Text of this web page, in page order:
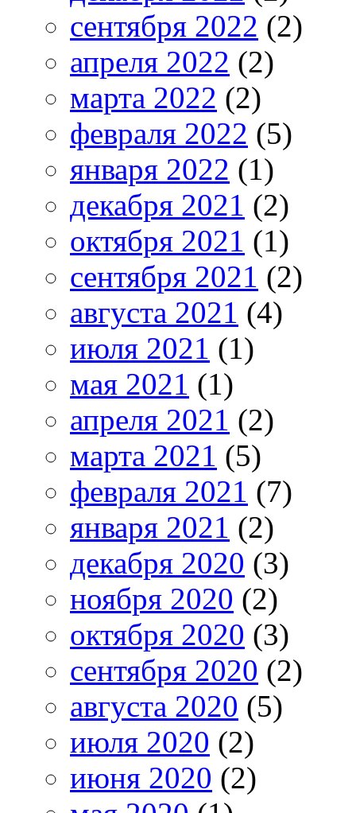
сентября 2022 (2)
апреля 2022 (2)
марта 2022 (2)
февраля 2022 (5)
января 2022 (1)
декабря 2021 (2)
октября 2021 (1)
сентября 2021 (2)
августа 2021 (4)
июля 2021 (1)
мая 2021 (1)
апреля 2021 (2)
марта 2021 (5)
февраля 2021 (7)
января 2021 (2)
декабря 2020 (3)
ноября 2020 (2)
октября 2020 (3)
сентября 2020 (2)
августа 2020 (5)
июля 2020 (2)
июня 2020 (2)